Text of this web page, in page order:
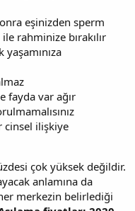
eşinizden sperm
rahminize bırakılır
fayda var ağır
cinsel ilişkiye
çok yüksek değildir.
anlamına da
merkezin belirlediği